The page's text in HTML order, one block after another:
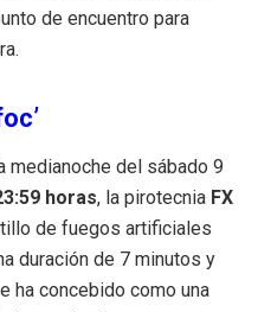
de encuentro para
medianoche del sábado 9
horas, la pirotecnia FX
de fuegos artificiales
duración de 7 minutos y
ha concebido como una